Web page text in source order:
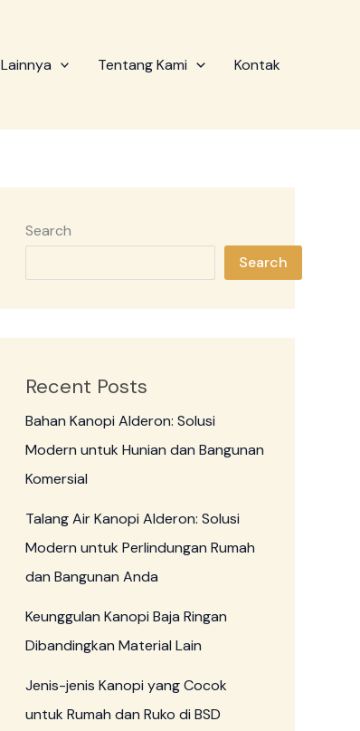
Lainnya Tentang Kami Kontak
Search
Search
Recent Posts
Bahan Kanopi Alderon: Solusi
Modern untuk Hunian dan Bangunan
Komersial
Talang Air Kanopi Alderon: Solusi
Modern untuk Perlindungan Rumah
dan Bangunan Anda
Keunggulan Kanopi Baja Ringan
Dibandingkan Material Lain
Jenis-jenis Kanopi yang Cocok
untuk Rumah dan Ruko di BSD